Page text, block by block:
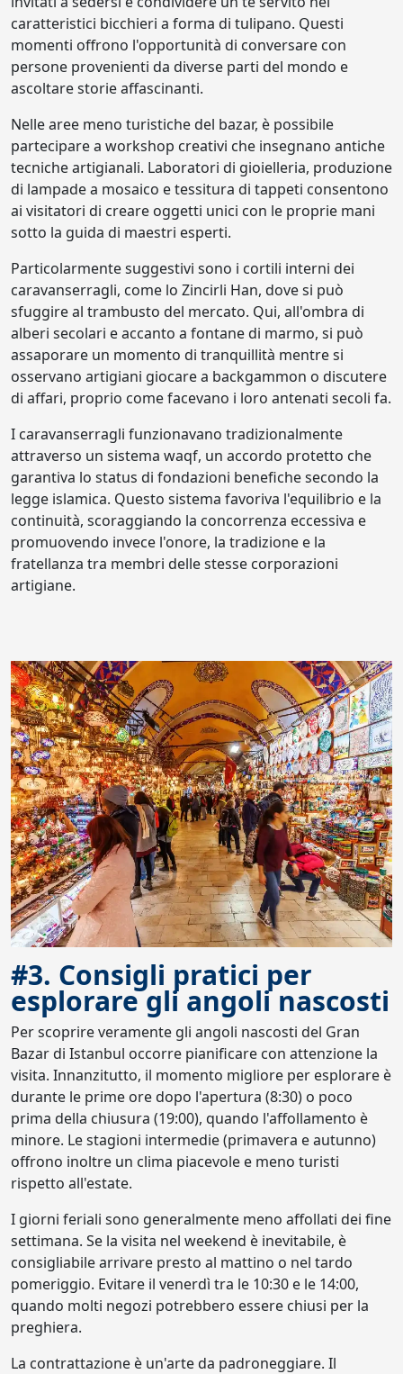
caratteristici bicchieri a forma di tulipano. Questi
momenti offrono l'opportunità di conversare con
persone provenienti da diverse parti del mondo e
ascoltare storie affascinanti.
Nelle aree meno turistiche del bazar, è possibile
partecipare a workshop creativi che insegnano antiche
tecniche artigianali. Laboratori di gioielleria, produzione
di lampade a mosaico e tessitura di tappeti consentono
ai visitatori di creare oggetti unici con le proprie mani
sotto la guida di maestri esperti.
Particolarmente suggestivi sono i cortili interni dei
caravanserragli, come lo Zincirli Han, dove si può
sfuggire al trambusto del mercato. Qui, all'ombra di
alberi secolari e accanto a fontane di marmo, si può
assaporare un momento di tranquillità mentre si
osservano artigiani giocare a backgammon o discutere
di affari, proprio come facevano i loro antenati secoli fa.
I caravanserragli funzionavano tradizionalmente
attraverso un sistema waqf, un accordo protetto che
garantiva lo status di fondazioni benefiche secondo la
legge islamica. Questo sistema favoriva l'equilibrio e la
continuità, scoraggiando la concorrenza eccessiva e
promuovendo invece l'onore, la tradizione e la
fratellanza tra membri delle stesse corporazioni
artigiane.
#3. Consigli pratici per
esplorare gli angoli nascosti
Per scoprire veramente gli angoli nascosti del Gran
Bazar di Istanbul occorre pianificare con attenzione la
visita. Innanzitutto, il momento migliore per esplorare è
durante le prime ore dopo l'apertura (8:30) o poco
prima della chiusura (19:00), quando l'affollamento è
minore. Le stagioni intermedie (primavera e autunno)
offrono inoltre un clima piacevole e meno turisti
rispetto all'estate.
I giorni feriali sono generalmente meno affollati dei fine
settimana. Se la visita nel weekend è inevitabile, è
consigliabile arrivare presto al mattino o nel tardo
pomeriggio. Evitare il venerdì tra le 10:30 e le 14:00,
quando molti negozi potrebbero essere chiusi per la
preghiera.
La contrattazione è un'arte da padroneggiare. Il